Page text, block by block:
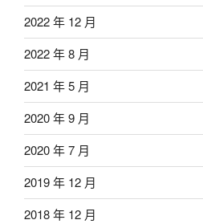
2022 年 12 月
2022 年 8 月
2021 年 5 月
2020 年 9 月
2020 年 7 月
2019 年 12 月
2018 年 12 月